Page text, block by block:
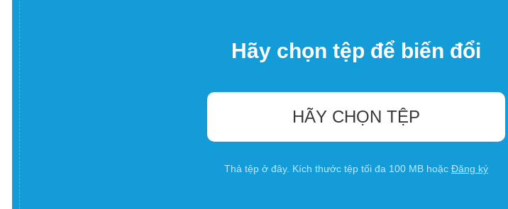
Hãy chọn tệp để biến đổi
HÃY CHỌN TỆP
Thả tệp ở đây. Kích thước tệp tối đa 100 MB hoặc Đăng ký